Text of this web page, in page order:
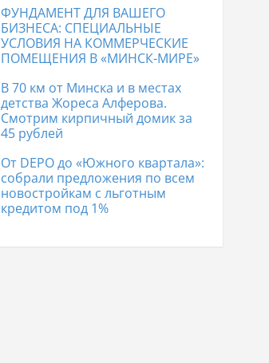
ФУНДАМЕНТ ДЛЯ ВАШЕГО
БИЗНЕСА: СПЕЦИАЛЬНЫЕ
УСЛОВИЯ НА КОММЕРЧЕСКИЕ
ПОМЕЩЕНИЯ В «МИНСК-МИРЕ»
В 70 км от Минска и в местах
детства Жореса Алферова.
Смотрим кирпичный домик за
45 рублей
От DEPO до «Южного квартала»:
собрали предложения по всем
новостройкам с льготным
кредитом под 1%